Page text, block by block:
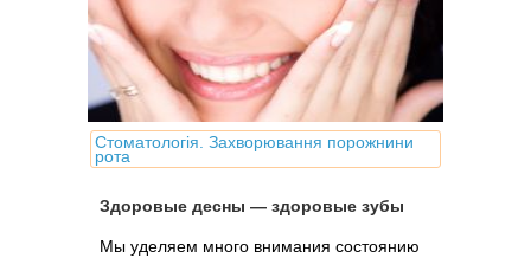
Стоматологія. Захворювання порожнини
рота
Здоровые десны — здоровые зубы
Мы уделяем много внимания состоянию